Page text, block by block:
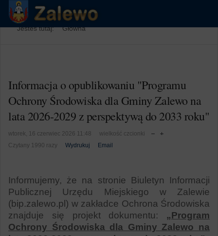
Jesteś tutaj: Główna
Informacja o opublikowaniu "Programu
Ochrony Środowiska dla Gminy Zalewo na
lata 2026-2029 z perspektywą do 2033 roku"
wtorek, 16 czerwiec 2026 11:48
wielkość czcionki
Czytany 1990 razy
Wydrukuj Email
Informujemy, że na stronie Biuletyn Informacji
Publicznej Urzędu Miejskiego w Zalewie
(bip.zalewo.pl) w zakładce Ochrona Środowiska
znajduje się projekt dokumentu: „Program
Ochrony Środowiska dla Gminy Zalewo na